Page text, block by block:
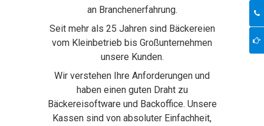
an Branchenerfahrung.
Seit mehr als 25 Jahren sind Bäckereien
vom Kleinbetrieb bis Großunternehmen
unsere Kunden.
Wir verstehen Ihre Anforderungen und
haben einen guten Draht zu
Bäckereisoftware und Backoffice. Unsere
Kassen sind von absoluter Einfachheit,